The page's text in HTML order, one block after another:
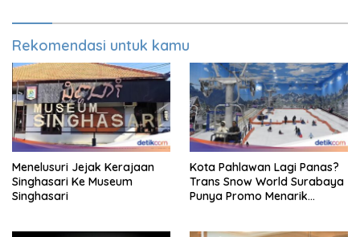
Rekomendasi untuk kamu
Menelusuri Jejak Kerajaan
Singhasari Ke Museum
Singhasari
Kota Pahlawan Lagi Panas?
Trans Snow World Surabaya
Punya Promo Menarik